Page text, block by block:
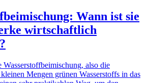
Wann ist sie
wirtschaftlich
also die
Mengen grünen Wasserstoffs in das